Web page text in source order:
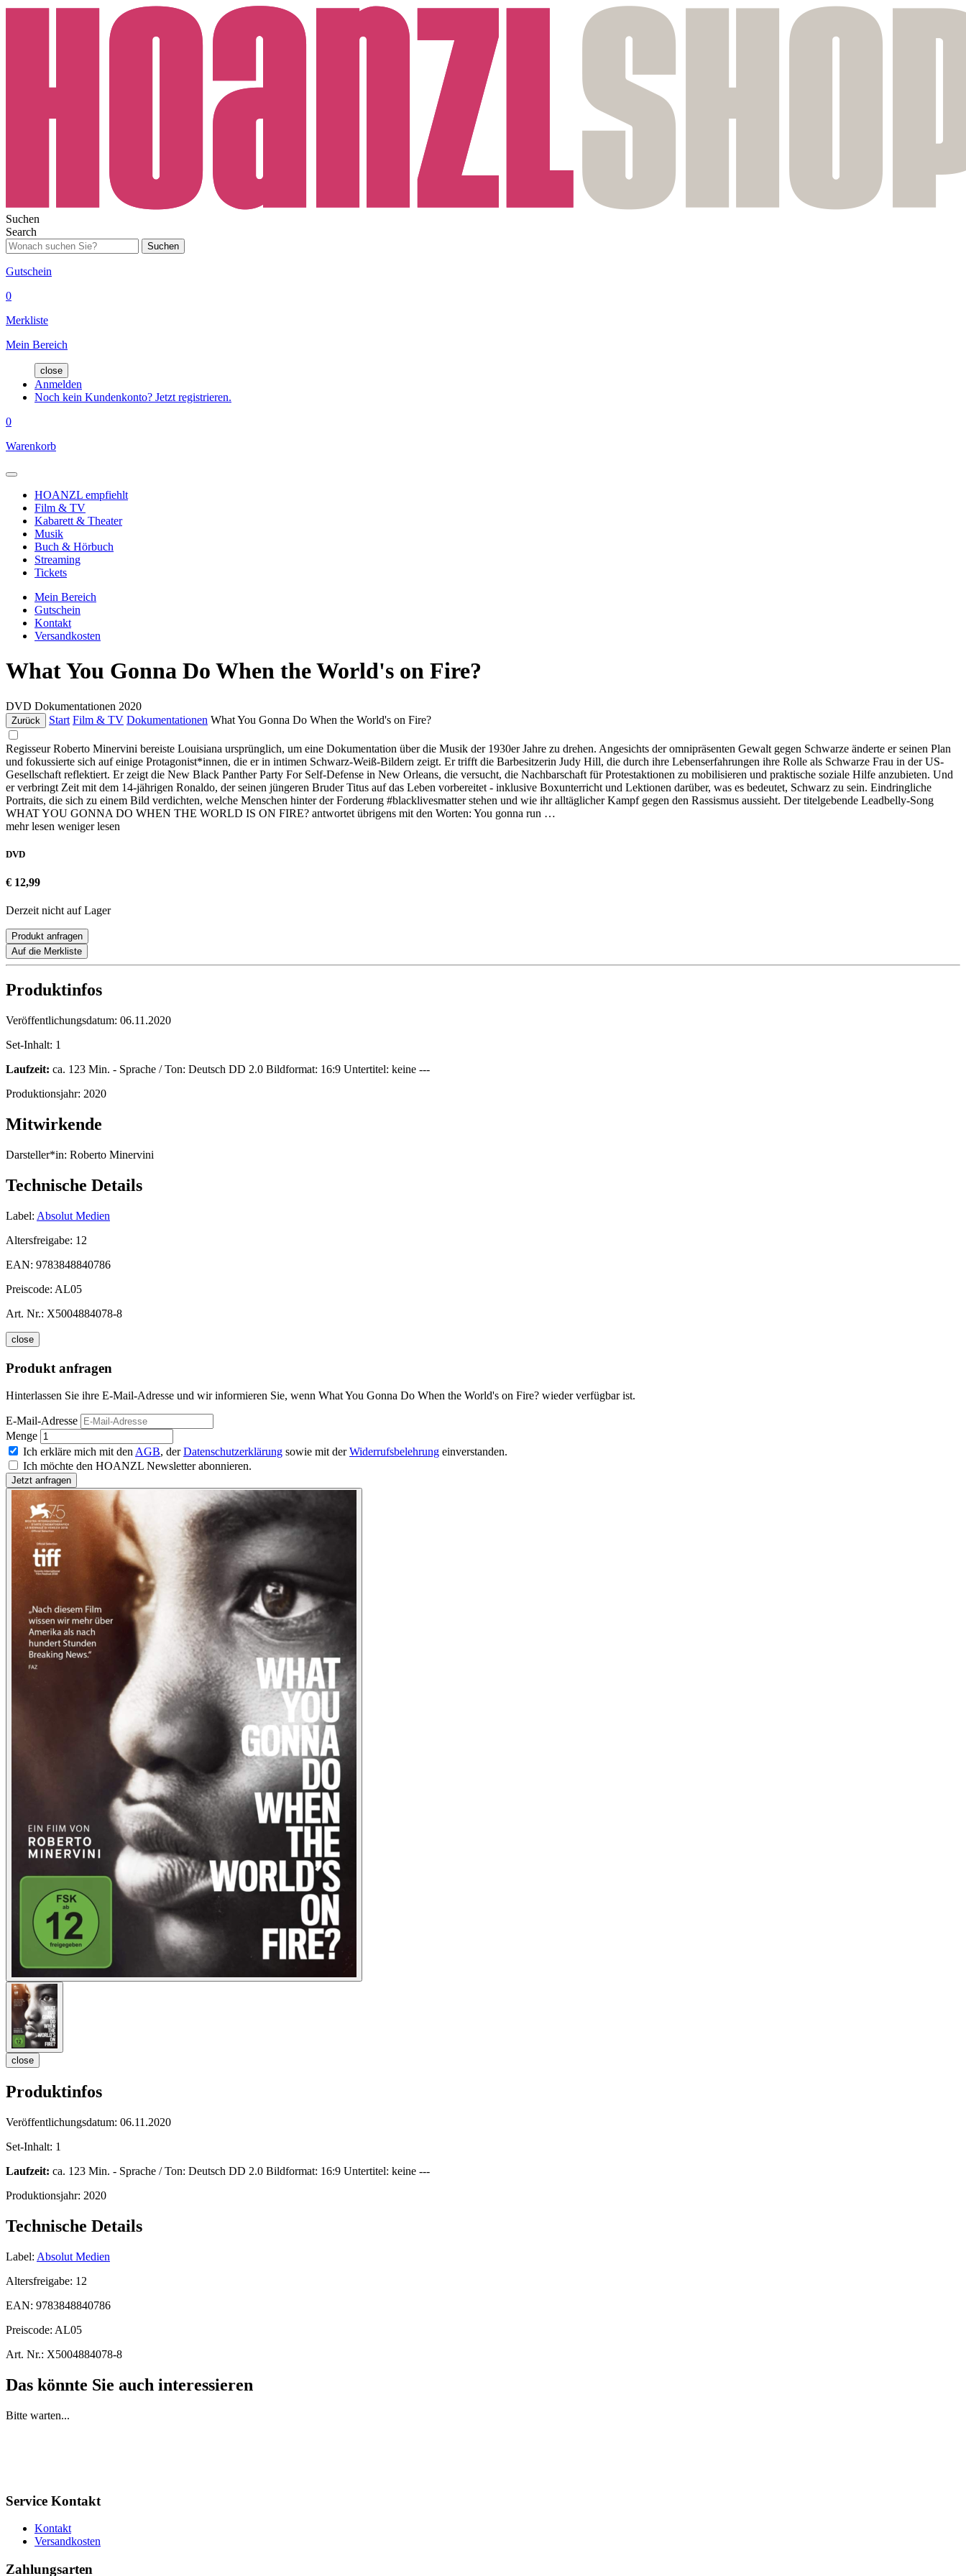
Suchen
Search
Suchen
Gutschein
0
Merkliste
Mein Bereich
close
Anmelden
Noch kein Kundenkonto? Jetzt registrieren.
0
Warenkorb
HOANZL empfiehlt
Film & TV
Kabarett & Theater
Musik
Buch & Hörbuch
Streaming
Tickets
Mein Bereich
Gutschein
Kontakt
Versandkosten
What You Gonna Do When the World's on Fire?
DVD Dokumentationen 2020
Zurück Start Film & TV Dokumentationen What You Gonna Do When the World's on Fire?
Regisseur Roberto Minervini bereiste Louisiana ursprünglich, um eine Dokumentation über die Musik der 1930er Jahre zu drehen. Angesichts der omnipräsenten Gewalt gegen Schwarze änderte er seinen Plan
und fokussierte sich auf einige Protagonist*innen, die er in intimen Schwarz-Weiß-Bildern zeigt. Er trifft die Barbesitzerin Judy Hill, die durch ihre Lebenserfahrungen ihre Rolle als Schwarze Frau in der US-
Gesellschaft reflektiert. Er zeigt die New Black Panther Party For Self-Defense in New Orleans, die versucht, die Nachbarschaft für Protestaktionen zu mobilisieren und praktische soziale Hilfe anzubieten. Und
er verbringt Zeit mit dem 14-jährigen Ronaldo, der seinen jüngeren Bruder Titus auf das Leben vorbereitet - inklusive Boxunterricht und Lektionen darüber, was es bedeutet, Schwarz zu sein. Eindringliche
Portraits, die sich zu einem Bild verdichten, welche Menschen hinter der Forderung #blacklivesmatter stehen und wie ihr alltäglicher Kampf gegen den Rassismus aussieht. Der titelgebende Leadbelly-Song
WHAT YOU GONNA DO WHEN THE WORLD IS ON FIRE? antwortet übrigens mit den Worten: You gonna run …
mehr lesen weniger lesen
DVD
€ 12,99
Derzeit nicht auf Lager
Produkt anfragen
Auf die Merkliste
Produktinfos
Veröffentlichungsdatum: 06.11.2020
Set-Inhalt: 1
Laufzeit: ca. 123 Min. - Sprache / Ton: Deutsch DD 2.0 Bildformat: 16:9 Untertitel: keine ---
Produktionsjahr: 2020
Mitwirkende
Darsteller*in: Roberto Minervini
Technische Details
Label: Absolut Medien
Altersfreigabe: 12
EAN: 9783848840786
Preiscode: AL05
Art. Nr.: X5004884078-8
close
Produkt anfragen
Hinterlassen Sie ihre E-Mail-Adresse und wir informieren Sie, wenn What You Gonna Do When the World's on Fire? wieder verfügbar ist.
E-Mail-Adresse
Menge
Ich erkläre mich mit den AGB, derDatenschutzerklärung sowie mit derWiderrufsbelehrung einverstanden.
Ich möchte den HOANZL Newsletter abonnieren.
close
Produktinfos
Veröffentlichungsdatum: 06.11.2020
Set-Inhalt: 1
Laufzeit: ca. 123 Min. - Sprache / Ton: Deutsch DD 2.0 Bildformat: 16:9 Untertitel: keine ---
Produktionsjahr: 2020
Technische Details
Label: Absolut Medien
Altersfreigabe: 12
EAN: 9783848840786
Preiscode: AL05
Art. Nr.: X5004884078-8
Das könnte Sie auch interessieren
Bitte warten...
Service Kontakt
Kontakt
Versandkosten
Zahlungsarten